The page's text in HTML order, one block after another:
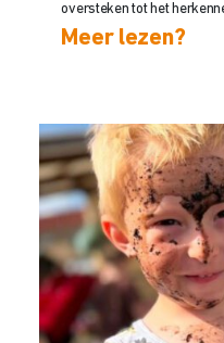
oversteken tot het
Meer lezen?